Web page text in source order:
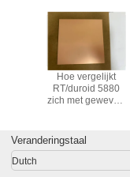
voor
en
Hoe vergelijkt
RT/duroid 5880
zich met geweven
Veranderingstaal
Dutch